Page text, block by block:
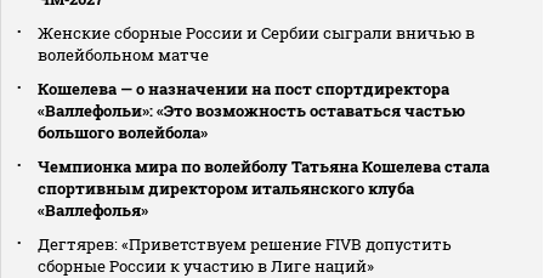
Женские сборные России и Сербии сыграли вничью в
волейбольном матче
Кошелева — о назначении на пост спортдиректора
«Валлефольи»: «Это возможность оставаться частью
большого волейбола»
Чемпионка мира по волейболу Татьяна Кошелева стала
спортивным директором итальянского клуба
«Валлефолья»
Дегтярев: «Приветствуем решение FIVB допустить
сборные России к участию в Лиге наций»